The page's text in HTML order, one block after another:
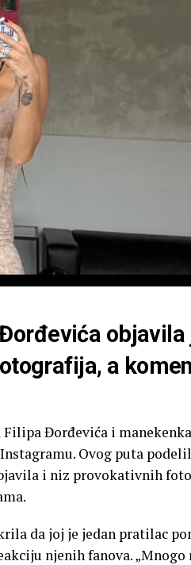
objavila
a
Đorđevića i
Ovog puta
i niz provokativnih
da joj je jedan pratilac
njenih fanova. „Mnogo